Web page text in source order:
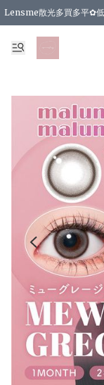
Lensme散光多買多平✿
台灣Karacon⁩✧日拋 特價
日本韓國多款日/月拋現
🇰🇷韓國多款月拋現貨 特
精選商品，任選買2件或
精選商品，任選買2件
精選商品，任選買2件
精選商品，任選買2件
精選商品，任選買2件
精選商品，任選買2件或
精選商品，任選買2件或
精選商品，任選買2件或
精選商品，任選買12件或
精選商品，任選買2件
精選商品，任選買2件或
購物滿 HKD 800.00即享